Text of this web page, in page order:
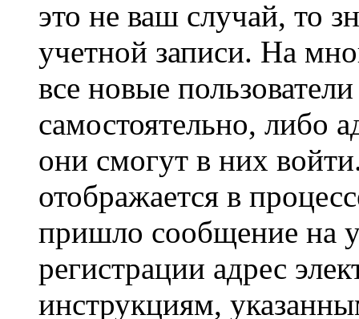
это не ваш случай, то
учетной записи. На
все новые
самостоятельно, либо
они смогут в них
отображается в
пришло сообщение на
регистрации адрес
инструкциям,